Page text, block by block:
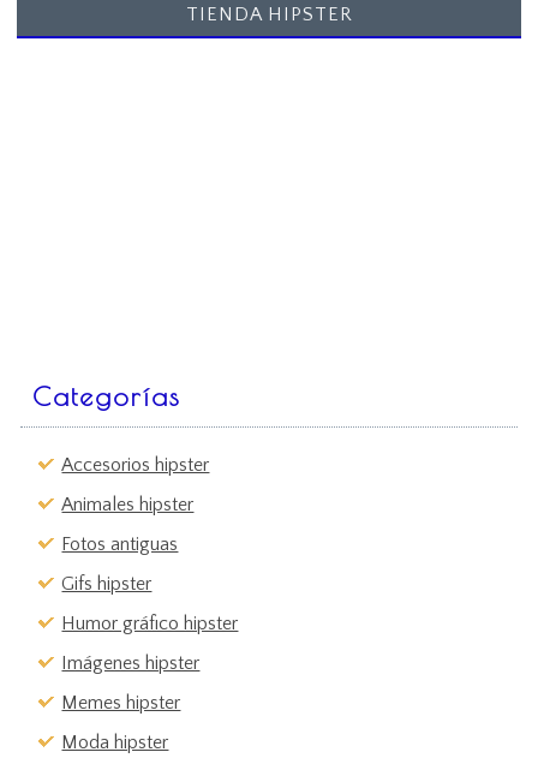
TIENDA HIPSTER
Categorías
Accesorios hipster
Animales hipster
Fotos antiguas
Gifs hipster
Humor gráfico hipster
Imágenes hipster
Memes hipster
Moda hipster